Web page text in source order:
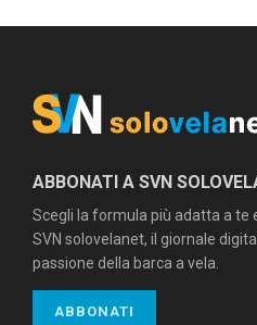
ABBONATI A SVN
Scegli la formula più adatta a te
SVN solovelanet, il giornale
passione della barca a vela.
ABBONATI